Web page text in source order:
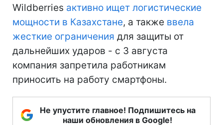
Wildberries активно ищет логистические
мощности в Казахстане, а также ввела
жесткие ограничения для защиты от
дальнейших ударов - с 3 августа
компания запретила работникам
приносить на работу смартфоны.
Не упустите главное! Подпишитесь на
наши обновления в Google!